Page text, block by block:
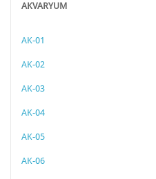
AKVARYUM
AK-01
AK-02
AK-03
AK-04
AK-05
AK-06